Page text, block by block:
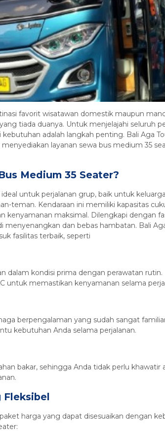
favorit wisatawan domestik maupun
tiada duanya. Untuk menjelajahi seluruh
adalah langkah penting. Bali Aga
layanan sewa bus medium 35
Medium 35 Seater?
untuk perjalanan grup, baik untuk
teman. Kendaraan ini memiliki kapasitas
kenyamanan maksimal. Dilengkapi dengan
menyenangkan dan bebas hambatan. Bali
fasilitas terbaik, seperti
dalam kondisi prima dengan perawatan
untuk memastikan kenyamanan selama
berpengalaman yang sudah sangat
kebutuhan Anda selama perjalanan.
bakar, sehingga Anda tidak perlu khawatir
Fleksibel
harga yang dapat disesuaikan dengan
Paket